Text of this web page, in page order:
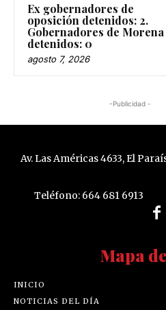
Ex gobernadores de
oposición detenidos: 2.
Gobernadores de Morena
detenidos: 0
agosto 7, 2026
-Publicidad -
Av. Las Américas 4633, El
Teléfono: 664 681 6913
Mapa
INICIO
NOTICIAS DEL DÍA